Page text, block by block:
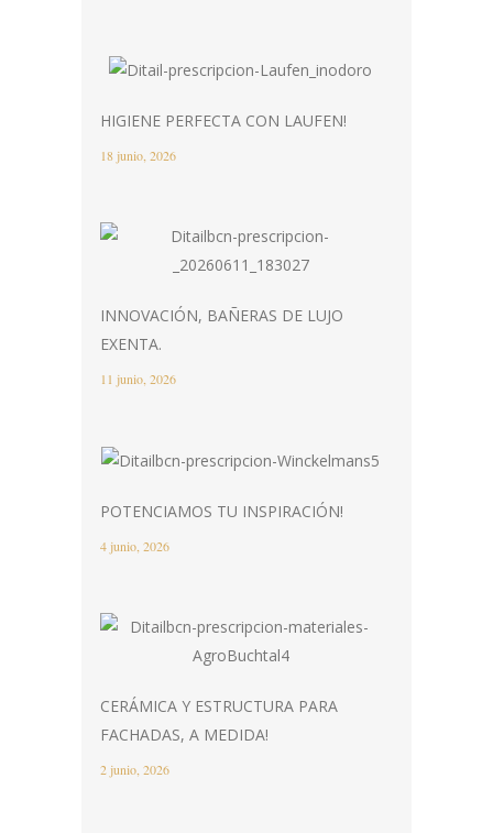
HIGIENE PERFECTA CON LAUFEN!
18 junio, 2026
INNOVACIÓN, BAÑERAS DE LUJO
EXENTA.
11 junio, 2026
POTENCIAMOS TU INSPIRACIÓN!
4 junio, 2026
CERÁMICA Y ESTRUCTURA PARA
FACHADAS, A MEDIDA!
2 junio, 2026